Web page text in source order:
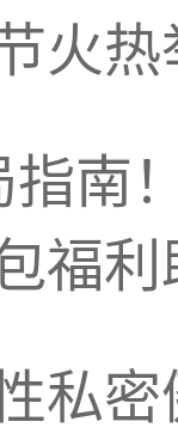
火热
指南
福利
私